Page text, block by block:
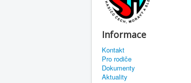
Informace
Kontakt
Pro rodiče
Dokumenty
Aktuality